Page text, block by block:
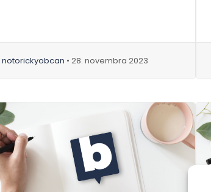
notorickyobcan • 28. novembra 2023